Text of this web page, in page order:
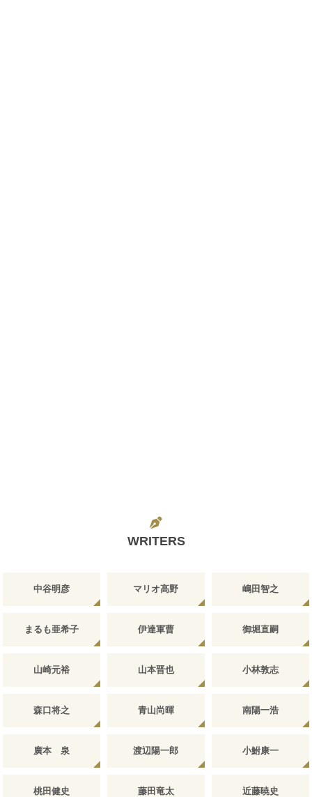
WRITERS
中谷明彦 マリオ高野 嶋田智之
まるも亜希子 伊達軍曹 御堀直嗣
山崎元裕 山本晋也 小林敦志
森口将之 青山尚暉 南陽一浩
廣本 泉 渡辺陽一郎 小鮒康一
桃田健史 藤田竜太 近藤暁史